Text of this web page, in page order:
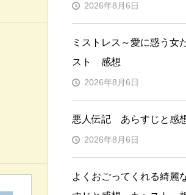
2026年8月6日
ミストレス～愛に惑う
スト 感想
2026年8月6日
悪人伝記 あらすじと
2026年8月6日
よくおごってくれる綺